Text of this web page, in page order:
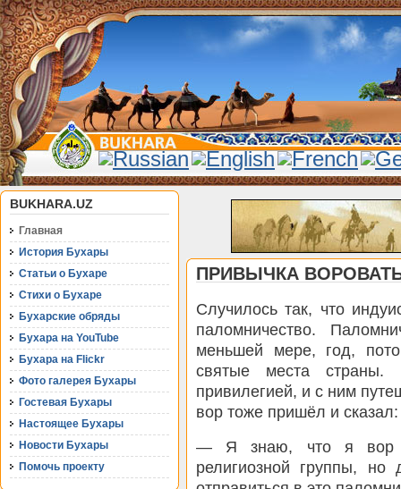
BUKHARA.UZ
Главная
История Бухары
Статьи о Бухаре
Стихи о Бухаре
Бухарские обряды
Бухара на YouTube
Бухара на Flickr
Фото галерея Бухары
Гостевая Бухары
Настоящее Бухары
Новости Бухары
Помочь проекту
ПРИВЫЧКА
Случилось так, что
паломничество.
меньшей мере, год,
святые места
привилегией, и с ним
вор тоже пришёл и сказал:
— Я знаю, что я вор и
религиозной группы,